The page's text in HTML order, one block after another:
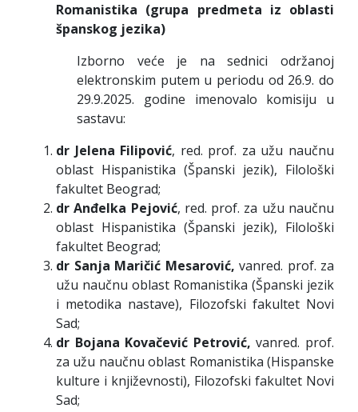
Romanistika (grupa predmeta iz oblasti
španskog jezika)
Izborno veće je na sednici održanoj
elektronskim putem u periodu od 26.9. do
29.9.2025. godine imenovalo komisiju u
sastavu:
dr Jelena Filipović, red. prof. za užu naučnu
oblast Hispanistika (Španski jezik), Filološki
fakultet Beograd;
dr Anđelka Pejović, red. prof. za užu naučnu
oblast Hispanistika (Španski jezik), Filološki
fakultet Beograd;
dr Sanja Maričić Mesarović, vanred. prof. za
užu naučnu oblast Romanistika (Španski jezik
i metodika nastave), Filozofski fakultet Novi
Sad;
dr Bojana Kovačević Petrović,vanred. prof.
za užu naučnu oblast Romanistika (Hispanske
kulture i književnosti), Filozofski fakultet Novi
Sad;